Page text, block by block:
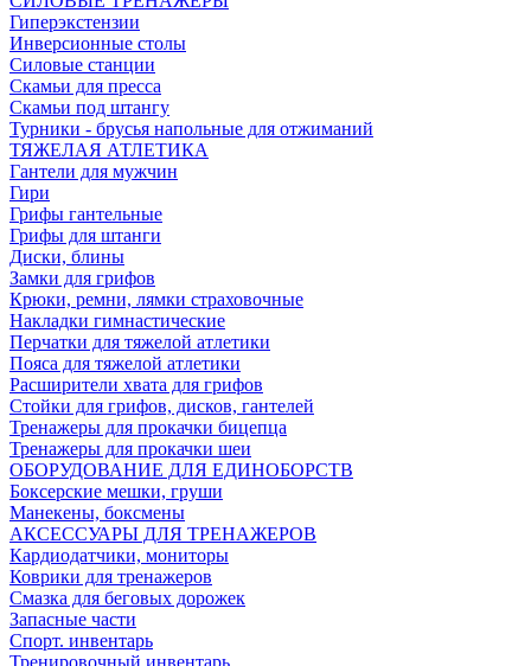
Гиперэкстензии
Инверсионные столы
Силовые станции
Скамьи для пресса
Скамьи под штангу
Турники - брусья напольные для отжиманий
ТЯЖЕЛАЯ АТЛЕТИКА
Гантели для мужчин
Гири
Грифы гантельные
Грифы для штанги
Диски, блины
Замки для грифов
Крюки, ремни, лямки страховочные
Накладки гимнастические
Перчатки для тяжелой атлетики
Пояса для тяжелой атлетики
Расширители хвата для грифов
Стойки для грифов, дисков, гантелей
Тренажеры для прокачки бицепца
Тренажеры для прокачки шеи
ОБОРУДОВАНИЕ ДЛЯ ЕДИНОБОРСТВ
Боксерские мешки, груши
Манекены, боксмены
АКСЕССУАРЫ ДЛЯ ТРЕНАЖЕРОВ
Кардиодатчики, мониторы
Коврики для тренажеров
Смазка для беговых дорожек
Запасные части
Спорт. инвентарь
Тренировочный инвентарь